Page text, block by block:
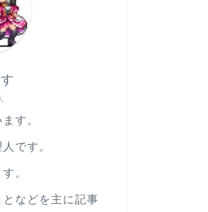
す。
です。
。
などを主に記事